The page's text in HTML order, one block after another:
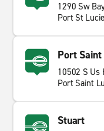
1290 Sw
Port St
Port Saint
10502 S Us
Port Saint
Stuart